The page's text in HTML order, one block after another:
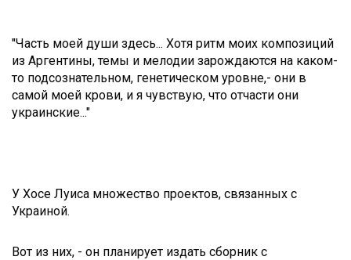
"Часть моей души здесь... Хотя ритм моих композиций
из Аргентины, темы и мелодии зарождаются на каком-
то подсознательном, генетическом уровне,- они в
самой моей крови, и я чувствую, что отчасти они
украинские..."
У Хосе Луиса множество проектов, связанных с
Украиной.
Вот из них, - он планирует издать сборник с